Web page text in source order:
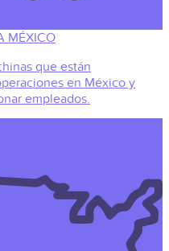
MÉXICO
que están
en México y
empleados.